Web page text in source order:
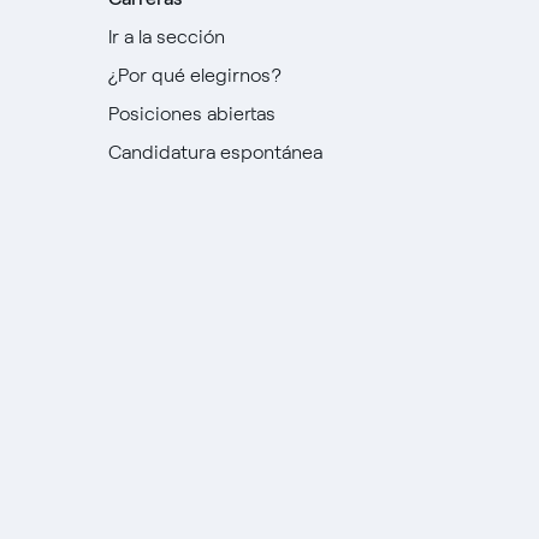
Ir a la sección
¿Por qué elegirnos?
Posiciones abiertas
Candidatura espontánea